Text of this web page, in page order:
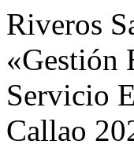
Riveros
«Gestión
Servicio
Callao